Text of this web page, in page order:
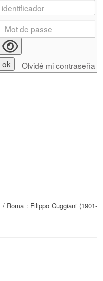
/ Roma : Filippo Cuggiani (1901-
Olvidé mi contraseña